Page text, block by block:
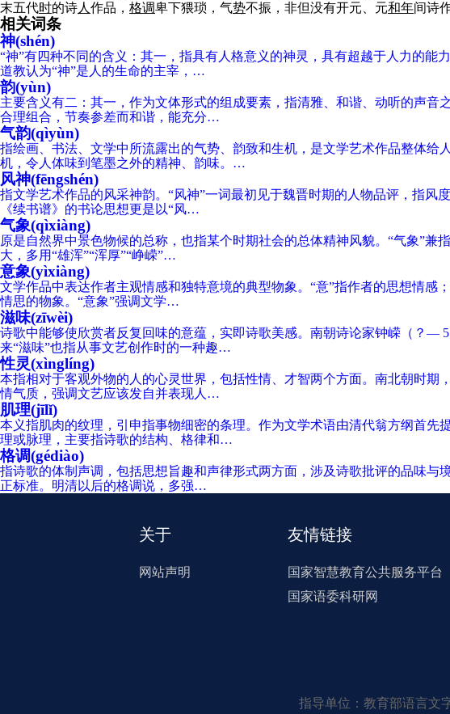
末五代时的诗人 作品， 格调卑下猥琐，气势不振，非但没有开元、元和年间诗
相关词条
神(shén)
“神”有四种不同的含义：其一，指具有人格意义的神灵，具有超越于人力的能
道教认为“神”是人的生命的主宰，…
韵(yùn)
主要含义有二：其一，作为文体形式的组成要素，指清雅、和谐、动听的声
合理组合，节奏参差而和谐，能充分…
气韵(qìyùn)
指绘画、书法、文学中所流露出的气势、韵致和生机，是文学艺术作品整体
机，令人体味到笔墨之外的精神、韵味。…
风神(fēngshén)
指文学艺术作品的风采神韵。“风神”一词最初见于魏晋时期的人物品评，指风
《续书谱》的书论思想更是以“风…
气象(qìxiàng)
原是自然界中景色物候的总称，也指某个时期社会的总体精神风貌。“气象”
大，多用“雄浑”“浑厚”“峥嵘”…
意象(yìxiàng)
文学作品中表达作者主观情感和独特意境的典型物象。“意”指作者的思想情
情思的物象。“意象”强调文学…
滋味(zīwèi)
诗歌中能够使欣赏者反复回味的意蕴，实即诗歌美感。南朝诗论家钟嵘（？—
来“滋味”也指从事文艺创作时的一种趣…
性灵(xìnglíng)
本指相对于客观外物的人的心灵世界，包括性情、才智两个方面。南北朝时
情气质，强调文艺应该发自并表现人…
肌理(jīlǐ)
本义指肌肉的纹理，引申指事物细密的条理。作为文学术语由清代翁方纲首
理或脉理，主要指诗歌的结构、格律和…
格调(gédiào)
指诗歌的体制声调，包括思想旨趣和声律形式两方面，涉及诗歌批评的品味与
正标准。明清以后的格调说，多强…
关于
网站声明
友情链接
国家智慧教育公共服务平台
国家语委科研网
指导单位：教育部语言文